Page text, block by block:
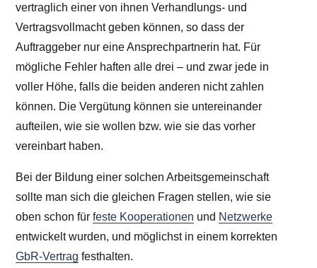
vertraglich einer von ihnen Verhandlungs- und
Vertragsvollmacht geben können, so dass der
Auftraggeber nur eine Ansprechpartnerin hat. Für
mögliche Fehler haften alle drei – und zwar jede in
voller Höhe, falls die beiden anderen nicht zahlen
können. Die Vergütung können sie untereinander
aufteilen, wie sie wollen bzw. wie sie das vorher
vereinbart haben.
Bei der Bildung einer solchen Arbeitsgemeinschaft
sollte man sich die gleichen Fragen stellen, wie sie
oben schon fürfeste Kooperationen und Netzwerke
entwickelt wurden, und möglichst in einem korrekten
GbR-Vertrag festhalten.